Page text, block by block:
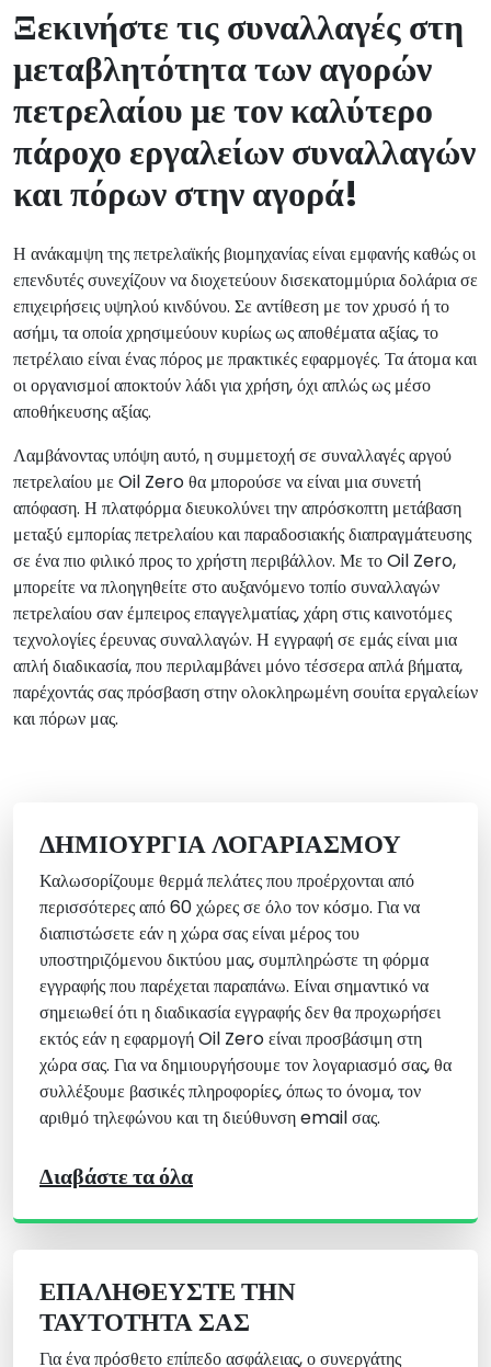
Ξεκινήστε τις συναλλαγές στη
μεταβλητότητα των αγορών
πετρελαίου με τον καλύτερο
πάροχο εργαλείων συναλλαγών
και πόρων στην αγορά!
Η ανάκαμψη της πετρελαϊκής βιομηχανίας είναι εμφανής καθώς οι
επενδυτές συνεχίζουν να διοχετεύουν δισεκατομμύρια δολάρια σε
επιχειρήσεις υψηλού κινδύνου. Σε αντίθεση με τον χρυσό ή το
ασήμι, τα οποία χρησιμεύουν κυρίως ως αποθέματα αξίας, το
πετρέλαιο είναι ένας πόρος με πρακτικές εφαρμογές. Τα άτομα και
οι οργανισμοί αποκτούν λάδι για χρήση, όχι απλώς ως μέσο
αποθήκευσης αξίας.
Λαμβάνοντας υπόψη αυτό, η συμμετοχή σε συναλλαγές αργού
πετρελαίου με Oil Zero θα μπορούσε να είναι μια συνετή
απόφαση. Η πλατφόρμα διευκολύνει την απρόσκοπτη μετάβαση
μεταξύ εμπορίας πετρελαίου και παραδοσιακής διαπραγμάτευσης
σε ένα πιο φιλικό προς το χρήστη περιβάλλον. Με το Oil Zero,
μπορείτε να πλοηγηθείτε στο αυξανόμενο τοπίο συναλλαγών
πετρελαίου σαν έμπειρος επαγγελματίας, χάρη στις καινοτόμες
τεχνολογίες έρευνας συναλλαγών. Η εγγραφή σε εμάς είναι μια
απλή διαδικασία, που περιλαμβάνει μόνο τέσσερα απλά βήματα,
παρέχοντάς σας πρόσβαση στην ολοκληρωμένη σουίτα εργαλείων
και πόρων μας.
ΔΗΜΙΟΥΡΓΊΑ ΛΟΓΑΡΙΑΣΜΟΎ
Καλωσορίζουμε θερμά πελάτες που προέρχονται από
περισσότερες από 60 χώρες σε όλο τον κόσμο. Για να
διαπιστώσετε εάν η χώρα σας είναι μέρος του
υποστηριζόμενου δικτύου μας, συμπληρώστε τη φόρμα
εγγραφής που παρέχεται παραπάνω. Είναι σημαντικό να
σημειωθεί ότι η διαδικασία εγγραφής δεν θα προχωρήσει
εκτός εάν η εφαρμογή Oil Zero είναι προσβάσιμη στη
χώρα σας. Για να δημιουργήσουμε τον λογαριασμό σας, θα
συλλέξουμε βασικές πληροφορίες, όπως το όνομα, τον
αριθμό τηλεφώνου και τη διεύθυνση email σας.
Διαβάστε τα όλα
ΕΠΑΛΗΘΕΎΣΤΕ ΤΗΝ
ΤΑΥΤΌΤΗΤΆ ΣΑΣ
Για ένα πρόσθετο επίπεδο ασφάλειας, ο συνεργάτης